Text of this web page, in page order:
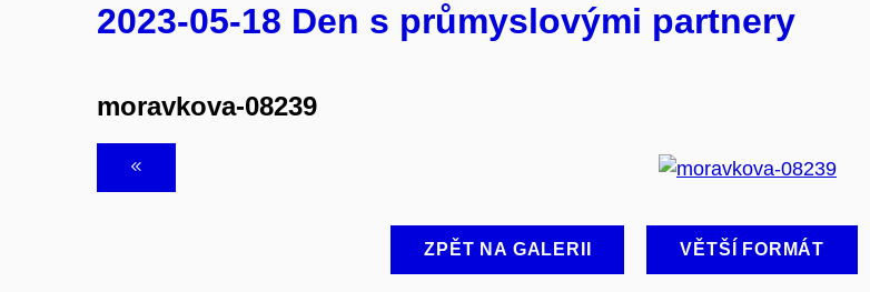
2023-05-18 Den s průmyslovými partnery
moravkova-08239
ZPĚT NA GALERII VĚTŠÍ FORMÁT